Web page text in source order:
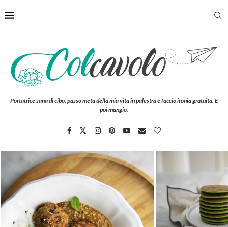
Portatrice sana di cibo, passo metà della mia vita in palestra e faccio ironia gratuita. E
poi mangio.